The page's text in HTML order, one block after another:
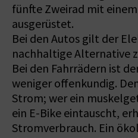
fünfte Zweirad mit
ausgerüstet.
Bei den Autos gilt der
nachhaltige Alternative
Bei den Fahrrädern ist
weniger offenkundig.
Strom; wer ein
ein E-Bike eintauscht,
Stromverbrauch. Ein